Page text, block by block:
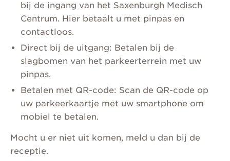
bij de ingang van het Saxenburgh Medisch
Centrum. Hier betaalt u met pinpas en
contactloos.
Direct bij de uitgang: Betalen bij de
slagbomen van het parkeerterrein met uw
pinpas.
Betalen met QR-code: Scan de QR-code op
uw parkeerkaartje met uw smartphone om
mobiel te betalen.
Mocht u er niet uit komen, meld u dan bij de
receptie.